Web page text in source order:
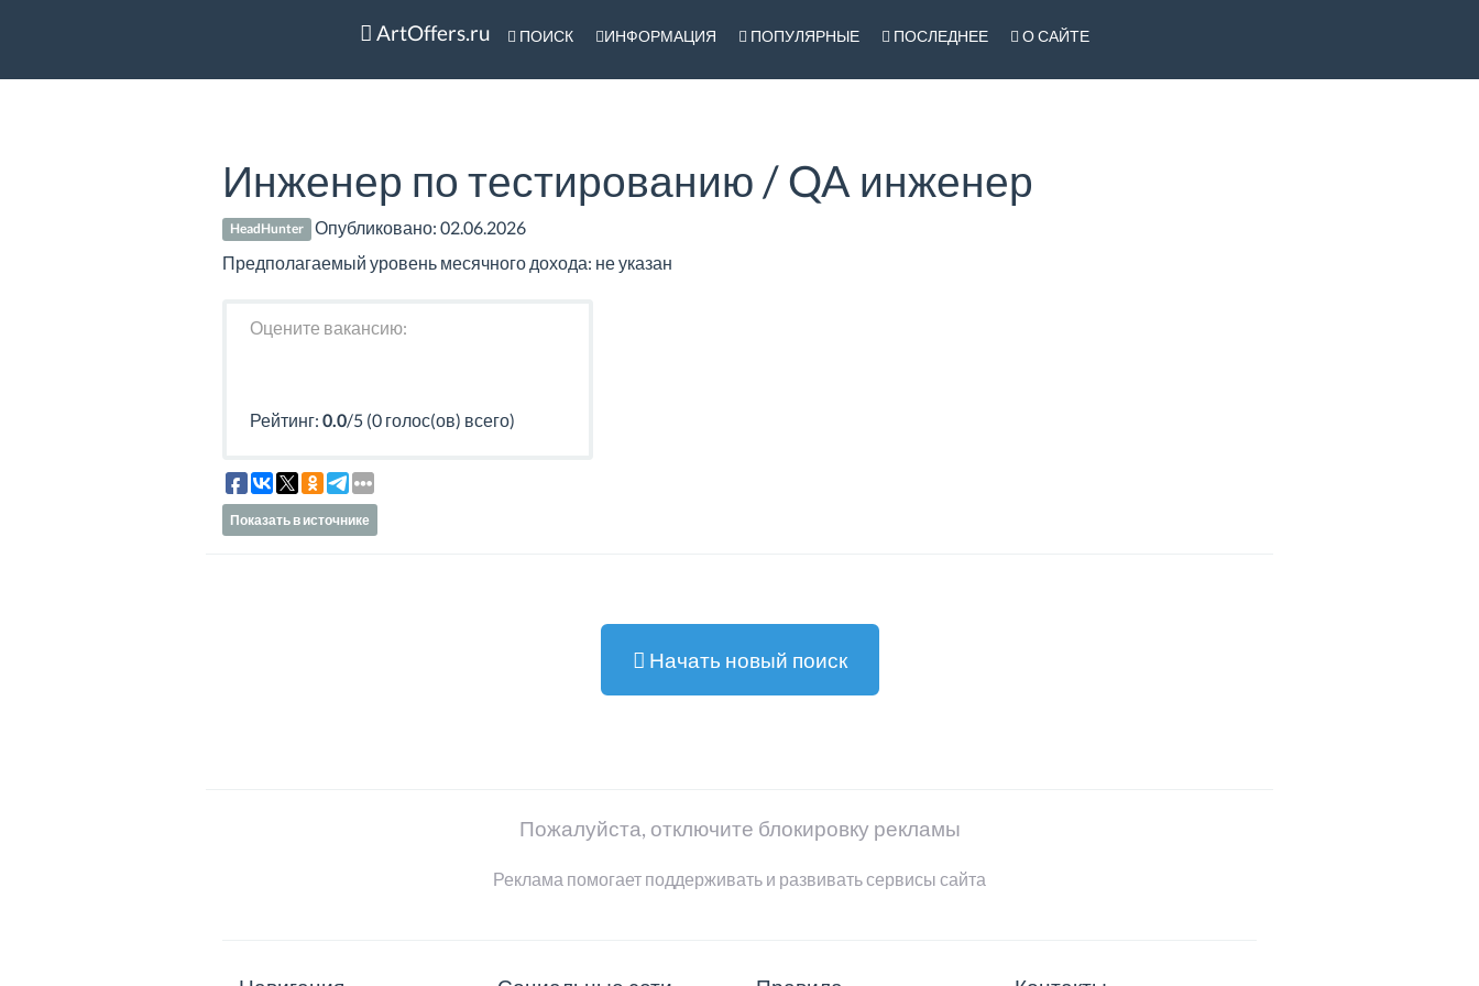
ArtOffers.ru ПОИСК ИНФОРМАЦИЯ ПОПУЛЯРНЫЕ ПОСЛЕДНЕЕ О САЙТЕ
Инженер по тестированию / QA инженер
HeadHunter Опубликовано:02.06.2026
Предполагаемый уровень месячного дохода: не указан
Оцените вакансию:
Рейтинг: 0.0/5 (0 голос(ов) всего)
Показать в источнике
Начать новый поиск
Пожалуйста, отключите блокировку рекламы
Реклама помогает поддерживать и развивать сервисы сайта